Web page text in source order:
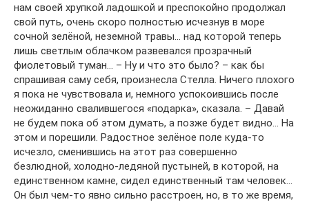
нам своей хрупкой ладошкой и преспокойно продолжал
свой путь, очень скоро полностью исчезнув в море
сочной зелёной, неземной травы… над которой теперь
лишь светлым облачком развевался прозрачный
фиолетовый туман… – Ну и что это было? – как бы
спрашивая саму себя, произнесла Стелла. Ничего плохого
я пока не чувствовала и, немного успокоившись после
неожиданно свалившегося «подарка», сказала. – Давай
не будем пока об этом думать, а позже будет видно… На
этом и порешили. Радостное зелёное поле куда-то
исчезло, сменившись на этот раз совершенно
безлюдной, холодно-ледяной пустыней, в которой, на
единственном камне, сидел единственный там человек…
Он был чем-то явно сильно расстроен, но, в то же время,